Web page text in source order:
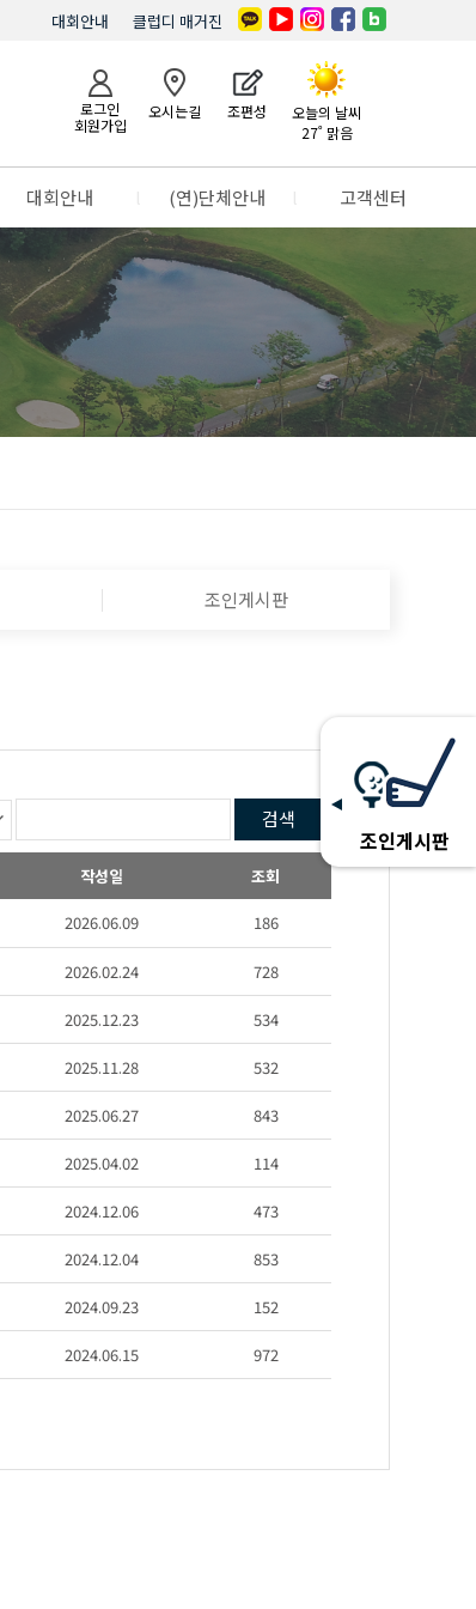
클럽디 매거진
대회안내
로그인
회원가입
오시는길 조편성
오늘의 날씨
27˚ 맑음
대회안내 (연)단체안내 고객센터
조인게시판
조인게시판
검색
작성일 조회
2026.06.09 186
2026.02.24 728
2025.12.23 534
2025.11.28 532
2025.06.27 843
2025.04.02 114
2024.12.06 473
2024.12.04 853
2024.09.23 152
2024.06.15 972